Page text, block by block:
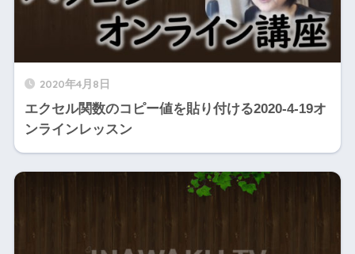
2020年4月8日
エクセル関数のコピー値を貼り付ける2020-4-19オ
ンラインレッスン